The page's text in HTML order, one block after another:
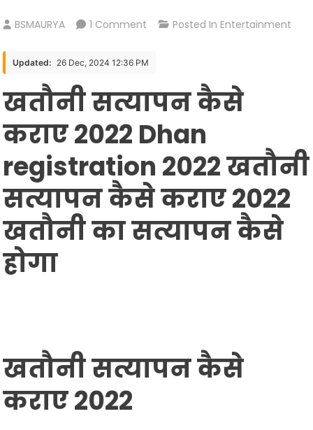
BSMAURYA 1 Comment On
सत्यापन
कराए
2022
Dhan
Registration
2022
खतौनी
सत्यापन
कराए
होगा
Posted In Entertainment
Updated: 26 Dec, 2024 12:36 PM
खतौनी सत्यापन कैसे
कराए 2022 Dhan
registration 2022 खतौनी
सत्यापन कैसे कराए 2022
खतौनी का सत्यापन कैसे
होगा
खतौनी सत्यापन कैसे
कराए 2022